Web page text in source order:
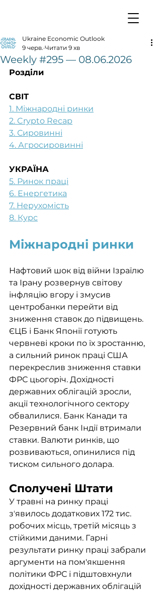
Weekly #295 — 08.06.2026
Ukraine Economic Outlook
9 черв. Читати 9 хв
Розділи
СВІТ
1. Міжнародні ринки
2. Crypto Recap
3. Сировинні
4. Агросировинні
УКРАЇНА
5. Ринок праці
6. Енергетика
7. Нерухомість
8. Курс
Міжнародні ринки
Нафтовий шок від війни Ізраїлю
та Ірану розвернув світову
інфляцію вгору і змусив
центробанки перейти від
зниження ставок до підвищень.
ЄЦБ і Банк Японії готують
червневі кроки по їх зростанню,
а сильний ринок праці США
перекреслив зниження ставки
ФРС цьогоріч. Дохідності
державних облігацій зросли,
акції технологічного сектору
обвалилися. Банк Канади та
Резервний банк Індії втримали
ставки. Валюти ринків, що
розвиваються, опинилися під
тиском сильного долара.
Сполучені Штати
У травні на ринку праці
зʼявилось додаткових 172 тис.
робочих місць, третій місяць з
стійкими даними. Гарні
результати ринку праці забрали
аргументи на пом'якшення
політики ФРС і підштовхнули
дохідності державних облігацій